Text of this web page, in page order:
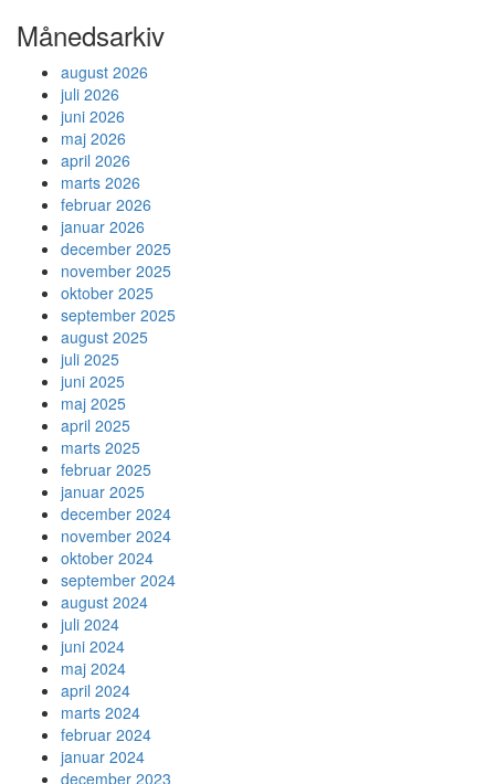
Månedsarkiv
august 2026
juli 2026
juni 2026
maj 2026
april 2026
marts 2026
februar 2026
januar 2026
december 2025
november 2025
oktober 2025
september 2025
august 2025
juli 2025
juni 2025
maj 2025
april 2025
marts 2025
februar 2025
januar 2025
december 2024
november 2024
oktober 2024
september 2024
august 2024
juli 2024
juni 2024
maj 2024
april 2024
marts 2024
februar 2024
januar 2024
december 2023